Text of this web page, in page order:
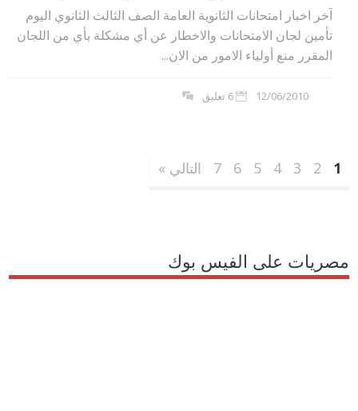
آخر اخبار امتحانات الثانوية العامة الصف الثالث الثانوي اليوم
تأمين لجان الامتحانات والاخطار عن أي مشكلة بأي من اللجان
المقرر منع أولياء الامور من الان...
12/06/2010 6 تعليق
1
2
3
4
5
6
7 التالي »
مصريات على الفيس بوك